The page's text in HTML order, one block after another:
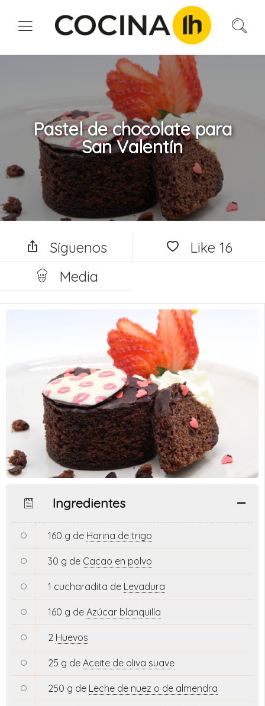
Pastel de chocolate para
San Valentín
Síguenos Like 16
Media
Ingredientes
160 g de Harina de trigo
30 g de Cacao en polvo
1 cucharadita de Levadura
160 g de Azúcar blanquilla
2 Huevos
25 g de Aceite de oliva suave
250 g de Leche de nuez o de almendra